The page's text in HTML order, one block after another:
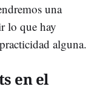
una
lo que hay
alguna.
en el